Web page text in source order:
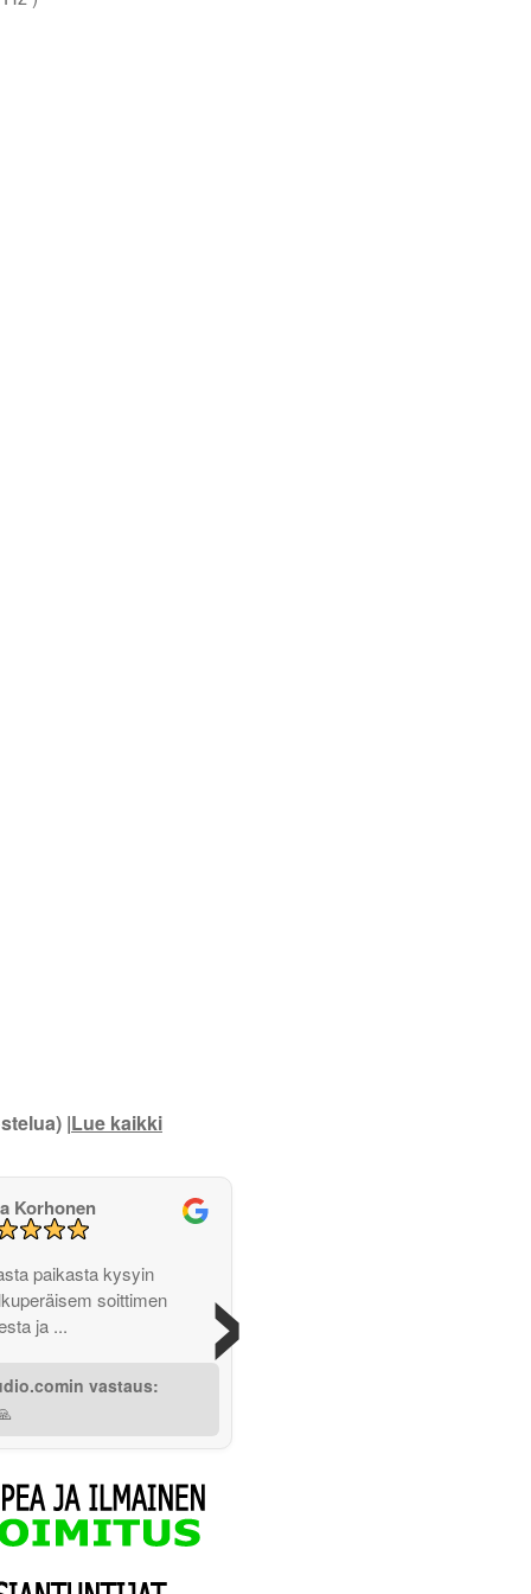
|Lue kaikki
Korhonen
paikasta kysyin
soittimen
ja ...
vastaus:
›